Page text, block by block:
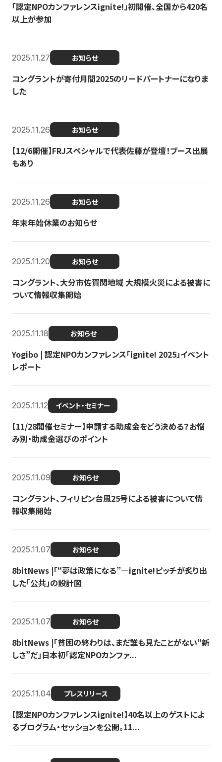
「認定NPOカンファレンスignite!」初開催、全国から420名
以上が参加
2025.11.27 お知らせ
コングラントが寄付月間2025のリードパートナーになりま
した
2025.11.26 お知らせ
【12/6開催】FRJスペシャルで代表佐藤が登壇！ブース出展
もあり
2025.11.26 お知らせ
年末年始休業のお知らせ
2025.11.20 お知らせ
コングラント、大分市佐賀関地域 大規模火災による被害に
ついて情報収集開始
2025.11.18 お知らせ
Yogibo | 認定NPOカンファレンス「ignite! 2025」イベント
レポート
2025.11.12 イベント・セミナー
【11/28開催セミナー】申請する助成金をどう決める？お悩
み別・助成金選びのポイント
2025.11.09 お知らせ
コングラント、フィリピン台風25号による被害について情
報収集開始
2025.11.07 お知らせ
8bitNews |「“夢は政策になる”—ignite!ピッチが炙り出
した「公共」の設計図
2025.11.07 お知らせ
8bitNews |「貧困の終わりは、まだ誰も見たことがない“新
しさ”だ」日本初「認定NPOカンファ...
2025.11.04 プレスリリース
【認定NPOカンファレンスignite!】40名以上のゲストによ
るプログラム・セッションを公開。11...